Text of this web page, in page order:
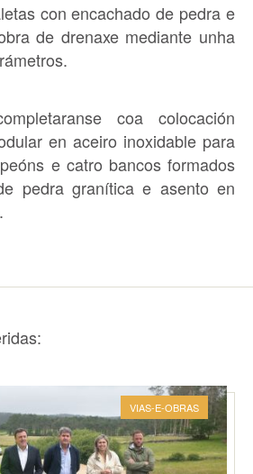
con encachado de pedra e
de drenaxe mediante unha
coa colocación
en aceiro inoxidable para
e catro bancos formados
pedra granítica e asento en
VIAS-E-OBRAS